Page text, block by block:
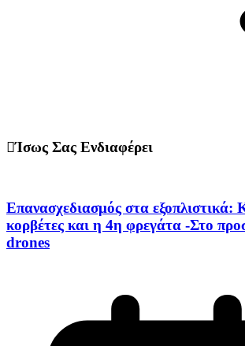
Ίσως Σας Ενδιαφέρει
Επανασχεδιασμός στα εξοπλιστικά:
κορβέτες και η 4η φρεγάτα -Στο
drones